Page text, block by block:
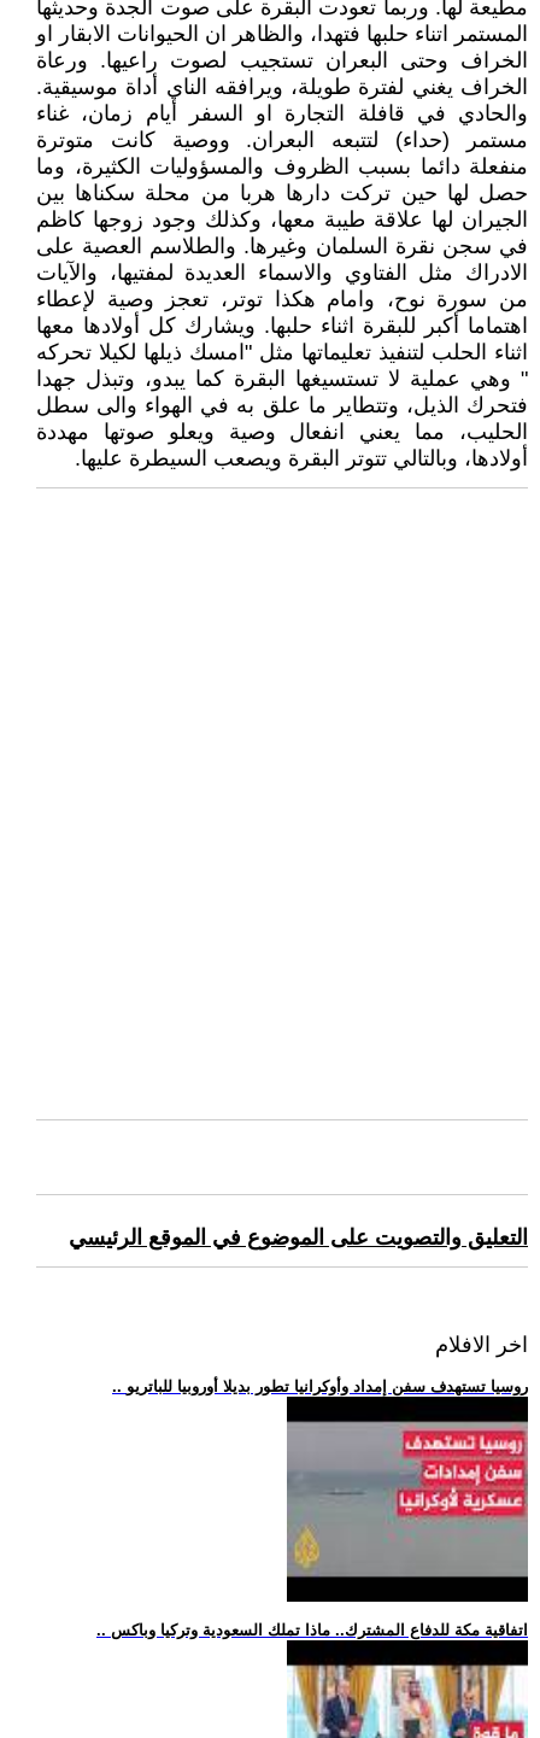
مطيعة لها. وربما تعودت البقرة على صوت الجدة وحديثها
المستمر اتناء حلبها فتهدا، والظاهر ان الحيوانات الابقار او
الخراف وحتى البعران تستجيب لصوت راعيها. ورعاة
الخراف يغني لفترة طويلة، ويرافقه الناي أداة موسيقية.
والحادي في قافلة التجارة او السفر أيام زمان، غناء
مستمر (حداء) لتتبعه البعران. ووصية كانت متوترة
منفعلة دائما بسبب الظروف والمسؤوليات الكثيرة، وما
حصل لها حين تركت دارها هربا من محلة سكناها بين
الجيران لها علاقة طيبة معها، وكذلك وجود زوجها كاظم
في سجن نقرة السلمان وغيرها. والطلاسم العصية على
الادراك مثل الفتاوي والاسماء العديدة لمفتيها، والآيات
من سورة نوح، وامام هكذا توتر، تعجز وصية لإعطاء
اهتماما أكبر للبقرة اثناء حلبها. ويشارك كل أولادها معها
اثناء الحلب لتنفيذ تعليماتها مثل "امسك ذيلها لكيلا تحركه
" وهي عملية لا تستسيغها البقرة كما يبدو، وتبذل جهدا
فتحرك الذيل، وتتطاير ما علق به في الهواء والى سطل
الحليب، مما يعني انفعال وصية ويعلو صوتها مهددة
أولادها، وبالتالي تتوتر البقرة ويصعب السيطرة عليها.
التعليق والتصويت على الموضوع في الموقع الرئيسي
اخر الافلام
.. روسيا تستهدف سفن إمداد وأوكرانيا تطور بديلا أوروبيا للباتريو
.. اتفاقية مكة للدفاع المشترك.. ماذا تملك السعودية وتركيا وباكس